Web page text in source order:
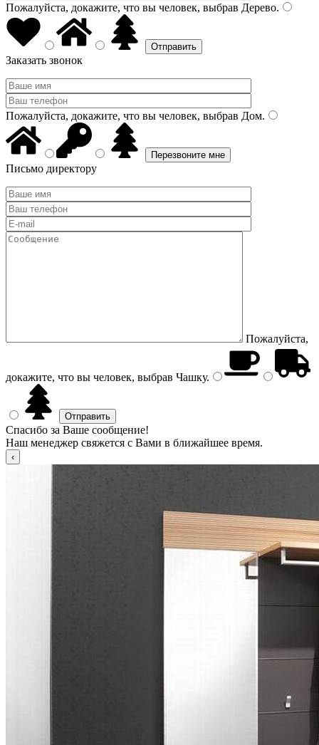
Пожалуйста, докажите, что вы человек, выбрав Дерево.
Заказать звонок
Пожалуйста, докажите, что вы человек, выбрав Дом.
Письмо директору
Пожалуйста,
докажите, что вы человек, выбрав Чашку.
Спасибо за Ваше сообщение!
Наш менеджер свяжется с Вами в ближайшее время.